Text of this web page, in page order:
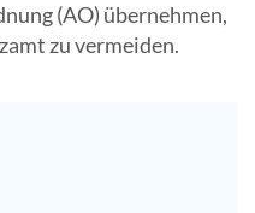
(AO) übernehmen,
zu vermeiden.